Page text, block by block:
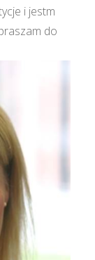
i jestm
do